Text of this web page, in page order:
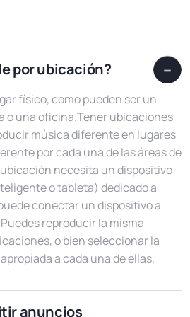
por ubicación?
físico, como pueden ser un
o una oficina.Tener ubicaciones
música diferente en lugares
por cada una de las áreas de
necesita un dispositivo
o tableta) dedicado a
conectar un dispositivo a
reproducir la misma
o bien seleccionar la
a cada una de ellas.
anuncios